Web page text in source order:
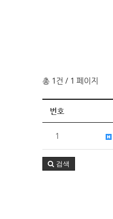
총 1건 / 1 페이지
번호
1
검색